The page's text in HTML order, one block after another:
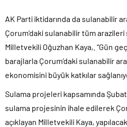
AK Parti iktidarında da sulanabilir
Çorum’daki sulanabilir tüm arazileri
Milletvekili Oğuzhan Kaya,. “Gün
barajlarla Çorum’daki sulanabilir
ekonomisini büyük katkılar
Sulama projeleri kapsamında
sulama projesinin ihale edilerek
açıklayan Milletvekili Kaya,